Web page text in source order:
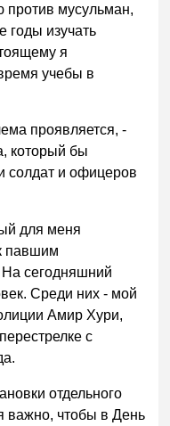
против мусульман,
годы изучать
я
учебы в
проявляется, -
который бы
солдат и офицеров
для меня
павшим
сегодняшний
Среди них - мой
Амир Хури,
с
отдельного
важно, чтобы в День